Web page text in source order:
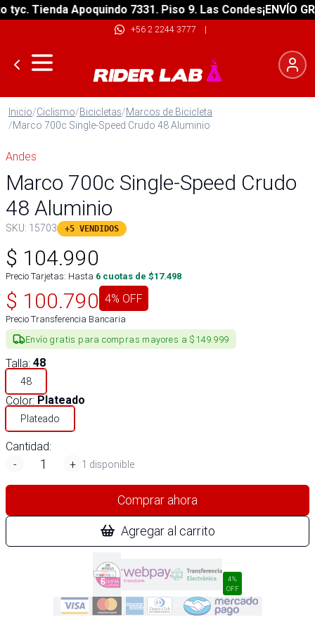
Tienda Apoquindo 7331. Piso 9. Las Condes¡ENVÍO
+56 2 2244 3777 |
Inicio/Ciclismo/Bicicletas/Marcos de Bicicleta
/Marco 700c Single-Speed Crudo 48 Aluminio
Andes
Marco 700c Single-Speed Crudo
48 Aluminio
SKU: 15703 +5 VENDIDOS
$ 104.990
Precio Tarjetas: Hasta 6 cuotas de $17.498
$ 100.790 4% OFF
Precio Transferencia Bancaria
Envío gratis para compras mayores a $149.999
Talla: 48
48
Color: Plateado
Plateado
Cantidad:
-
+ 1 disponible
Comprar ahora
Agregar al carrito
4%
OFF